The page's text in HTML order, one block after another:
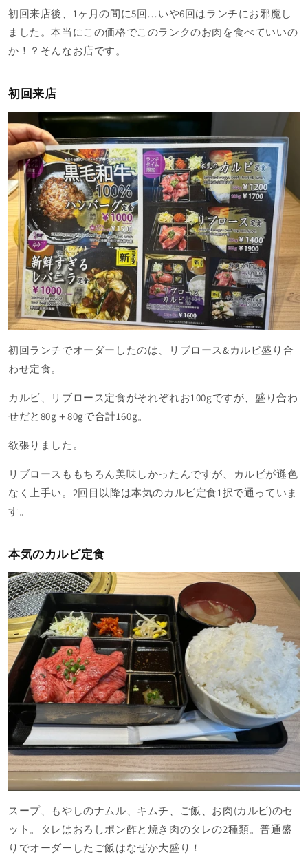
初回来店後、1ヶ月の間に5回…いや6回はランチにお邪魔し
ました。本当にこの価格でこのランクのお肉を食べていいの
か！？そんなお店です。
初回来店
初回ランチでオーダーしたのは、リブロース&カルビ盛り合
わせ定食。
カルビ、リブロース定食がそれぞれお100gですが、盛り合わ
せだと80g＋80gで合計160g。
欲張りました。
リブロースももちろん美味しかったんですが、カルビが遜色
なく上手い。2回目以降は本気のカルビ定食1択で通っていま
す。
本気のカルビ定食
スープ、もやしのナムル、キムチ、ご飯、お肉(カルビ)のセ
ット。タレはおろしポン酢と焼き肉のタレの2種類。普通盛
りでオーダーしたご飯はなぜか大盛り！